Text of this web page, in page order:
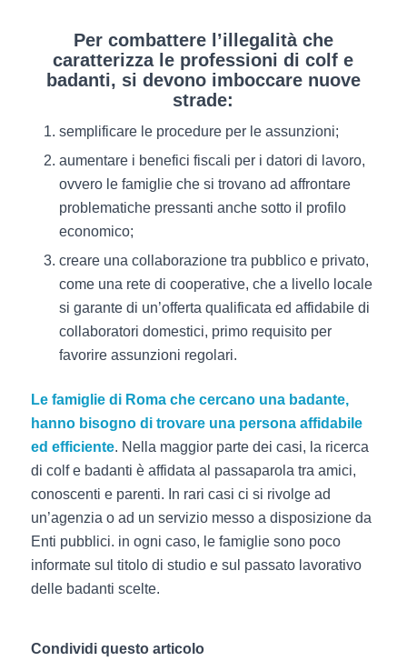
Per combattere l’illegalità che
caratterizza le professioni di colf e
badanti, si devono imboccare nuove
strade:
semplificare le procedure per le assunzioni;
aumentare i benefici fiscali per i datori di lavoro,
ovvero le famiglie che si trovano ad affrontare
problematiche pressanti anche sotto il profilo
economico;
creare una collaborazione tra pubblico e privato,
come una rete di cooperative, che a livello locale
si garante di un’offerta qualificata ed affidabile di
collaboratori domestici, primo requisito per
favorire assunzioni regolari.
Le famiglie di Roma che cercano una badante,
hanno bisogno di trovare una persona affidabile
ed efficiente. Nella maggior parte dei casi, la ricerca
di colf e badanti è affidata al passaparola tra amici,
conoscenti e parenti. In rari casi ci si rivolge ad
un’agenzia o ad un servizio messo a disposizione da
Enti pubblici. in ogni caso, le famiglie sono poco
informate sul titolo di studio e sul passato lavorativo
delle badanti scelte.
Condividi questo articolo